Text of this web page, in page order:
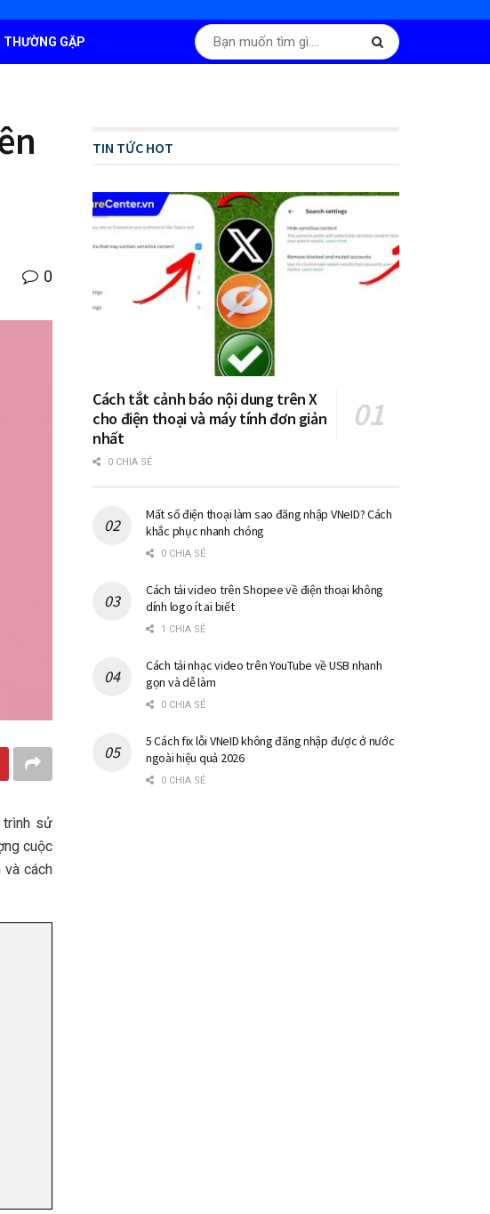
THƯỜNG GẶP
0
trình sử
cuộc
và cách
TIN TỨC HOT
Cách tắt cảnh báo nội dung trên X
cho điện thoại và máy tính đơn giản
nhất
0 CHIA SẺ
Mất số điện thoại làm sao đăng nhập VNeID? Cách
khắc phục nhanh chóng
0 CHIA SẺ
Cách tải video trên Shopee về điện thoại không
dính logo ít ai biết
1 CHIA SẺ
Cách tải nhạc video trên YouTube về USB nhanh
gọn và dễ làm
0 CHIA SẺ
5 Cách fix lỗi VNeID không đăng nhập được ở nước
ngoài hiệu quả 2026
0 CHIA SẺ